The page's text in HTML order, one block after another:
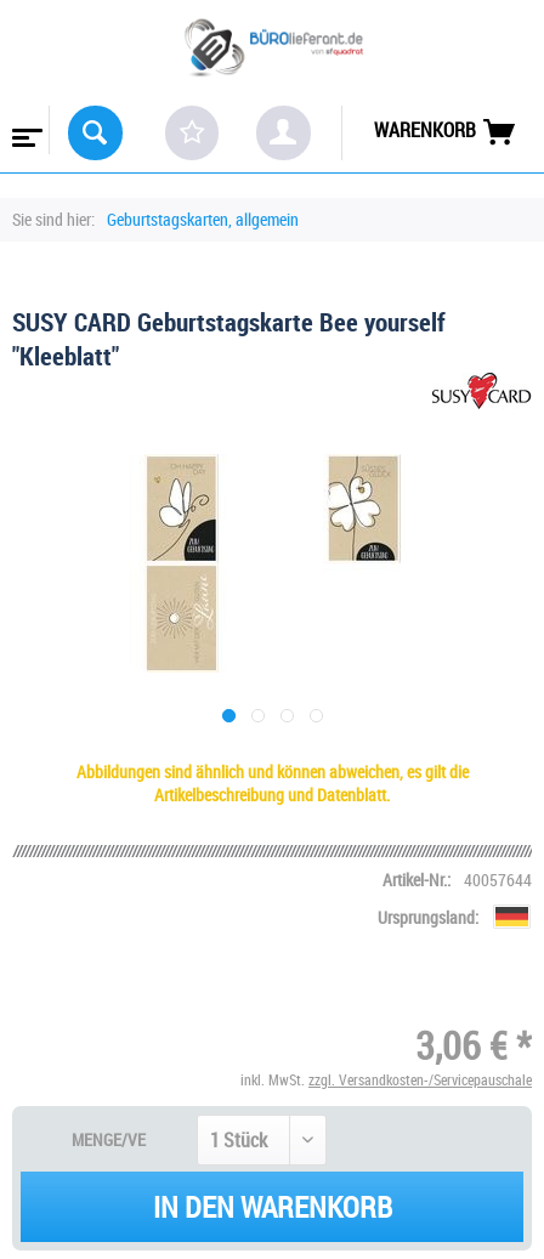
WARENKORB
Sie sind hier: Geburtstagskarten, allgemein
SUSY CARD Geburtstagskarte Bee yourself
"Kleeblatt"
Abbildungen sind ähnlich und können abweichen, es gilt die
Artikelbeschreibung und Datenblatt.
Artikel-Nr.: 40057644
Ursprungsland:
3,06 € *
inkl. MwSt. zzgl. Versandkosten-/Servicepauschale
MENGE/VE
IN DEN WARENKORB